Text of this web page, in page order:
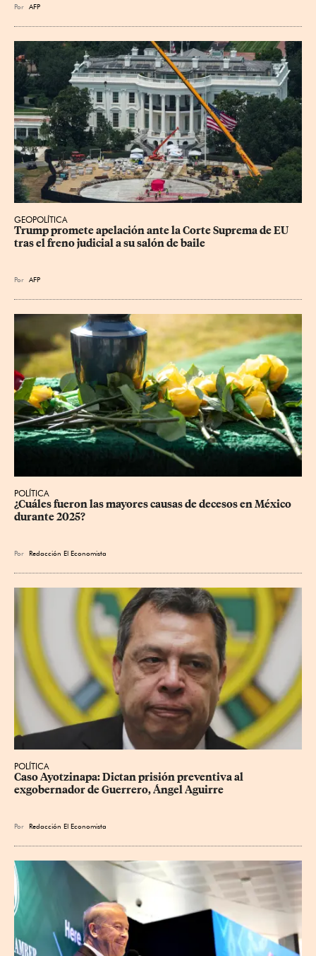
Por AFP
GEOPOLÍTICA
Trump promete apelación ante la Corte Suprema de EU
tras el freno judicial a su salón de baile
Por AFP
POLÍTICA
¿Cuáles fueron las mayores causas de decesos en México
durante 2025?
Por Redacción El Economista
POLÍTICA
Caso Ayotzinapa: Dictan prisión preventiva al
exgobernador de Guerrero, Ángel Aguirre
Por Redacción El Economista